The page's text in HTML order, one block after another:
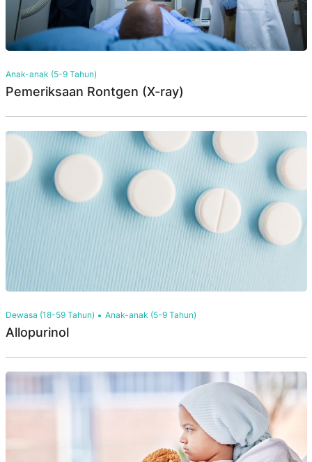
Anak-anak (5-9 Tahun)
Pemeriksaan Rontgen (X-ray)
Dewasa (18-59 Tahun) Anak-anak (5-9 Tahun)
Allopurinol